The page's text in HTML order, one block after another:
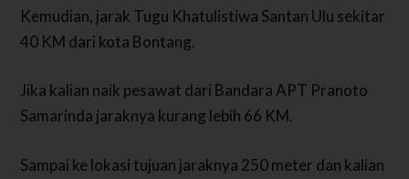
Kemudian, jarak Tugu Khatulistiwa Santan Ulu sekitar
40 KM dari kota Bontang.
Jika kalian naik pesawat dari Bandara APT Pranoto
Samarinda jaraknya kurang lebih 66 KM.
Sampai ke lokasi tujuan jaraknya 250 meter dan kalian